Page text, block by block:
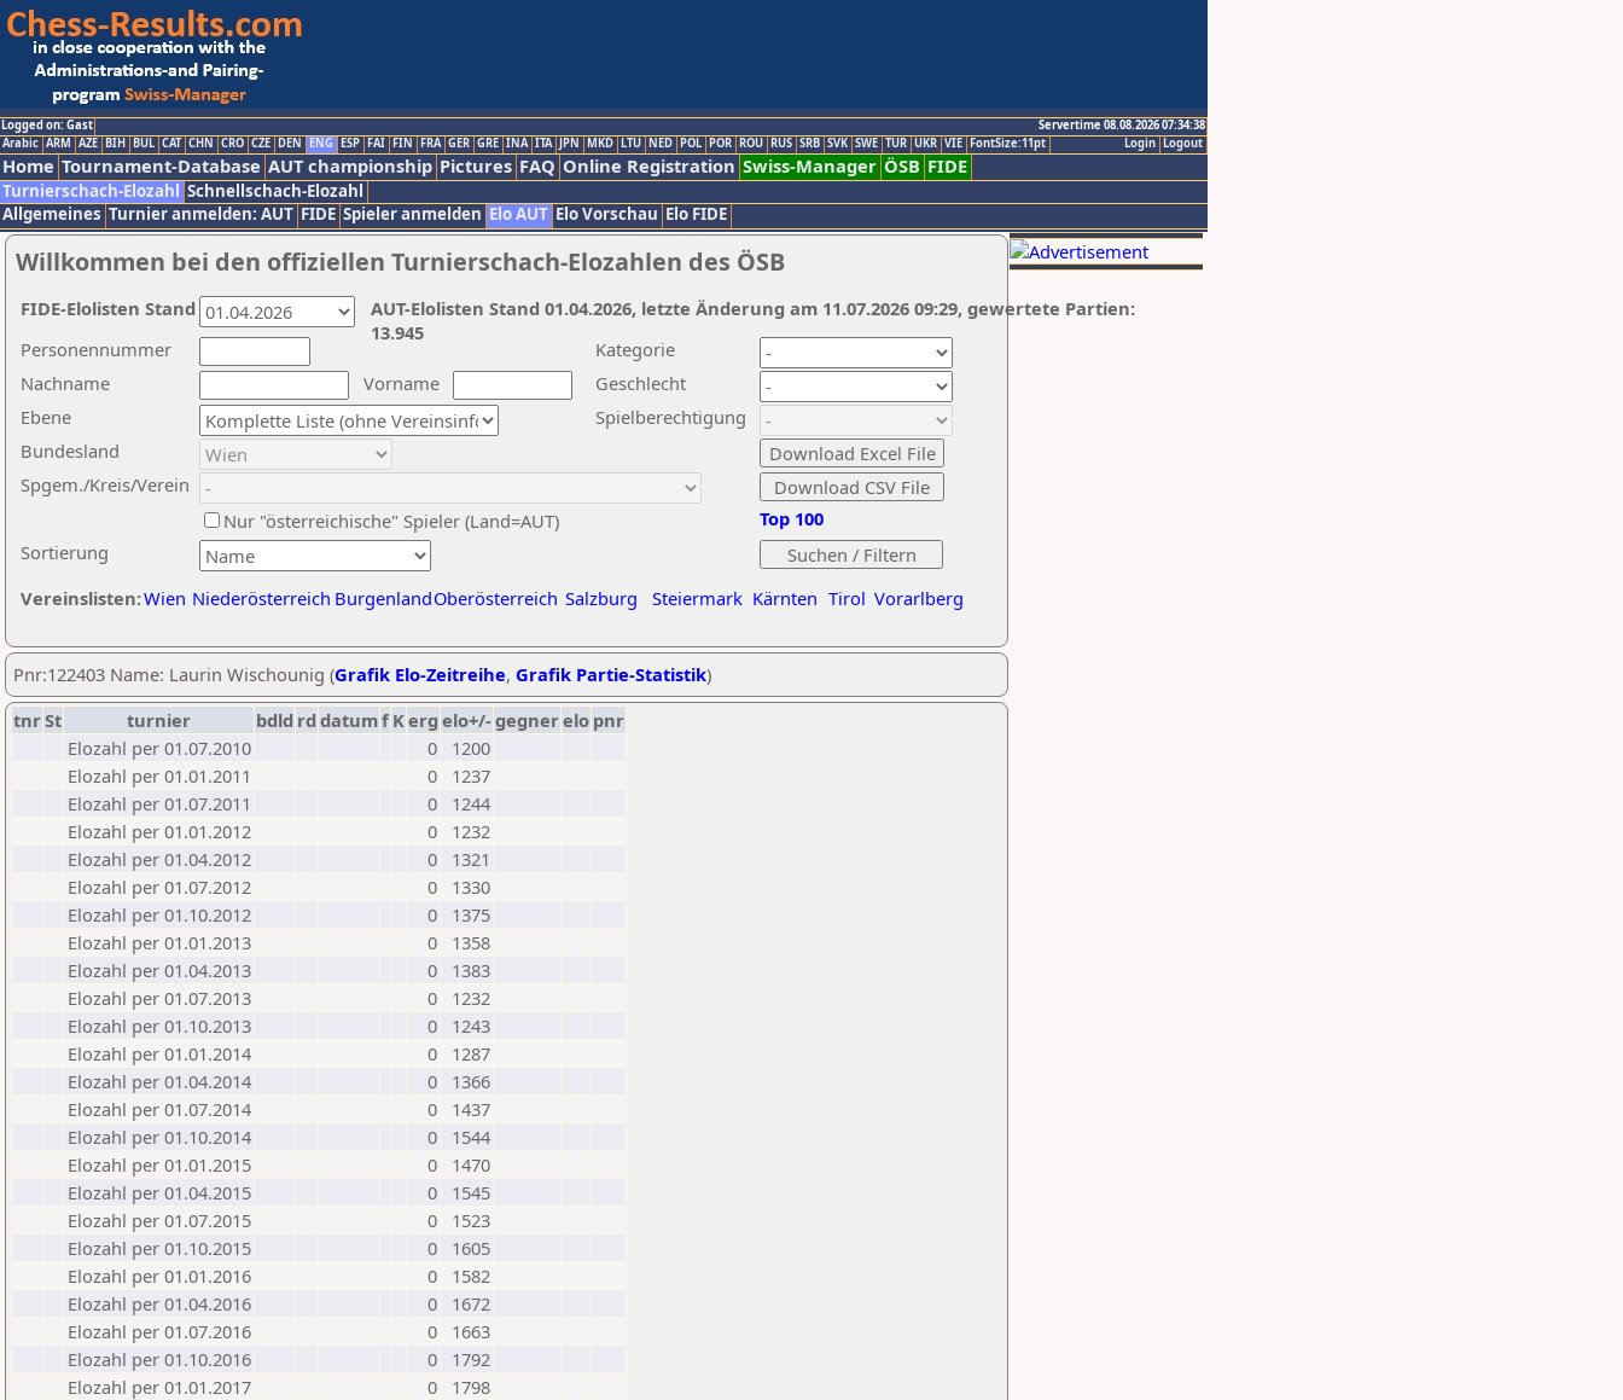
Logged on: Gast
Servertime 08.08.2026 07:34:38
Logout
Login
Arabic ARM AZE BIH BUL CAT CHN CRO CZE DEN ENG ESP FAI FIN FRA GER GRE INA ITA JPN MKD LTU NED POL POR ROU RUS SRB SVK SWE TUR UKR VIE FontSize:11pt
Home Tournament-Database AUT championship Pictures FAQ Online Registration Swiss-Manager ÖSB FIDE
Turnierschach-Elozahl Schnellschach-Elozahl
Allgemeines Turnier anmelden: AUT FIDE Spieler anmelden Elo AUT Elo Vorschau Elo FIDE
Willkommen bei den offiziellen Turnierschach-Elozahlen des ÖSB
Nachname
Vorname
Ebene
Kategorie
Sortierung
Personennummer
Bundesland
Spgem./Kreis/Verein
Geschlecht
Nur "österreichische" Spieler (Land=AUT)
Spielberechtigung
Vereinslisten:Wien Niederösterreich BurgenlandOberösterreich Salzburg Steiermark Kärnten Tirol Vorarlberg
Top 100
AUT-Elolisten Stand 01.04.2026, letzte Änderung am 11.07.2026 09:29, gewertete Partien:
13.945
FIDE-Elolisten Stand
Pnr:122403 Name: Laurin Wischounig (Grafik Elo-Zeitreihe, Grafik Partie-Statistik)
tnrSt turnier bdld rd datumf Kerg elo+/-gegnerelo pnr
Elozahl per 01.07.2010
0
1200
Elozahl per 01.01.2011
0
1237
Elozahl per 01.07.2011
0
1244
Elozahl per 01.01.2012
0
1232
Elozahl per 01.04.2012
0
1321
Elozahl per 01.07.2012
0
1330
Elozahl per 01.10.2012
0
1375
Elozahl per 01.01.2013
0
1358
Elozahl per 01.04.2013
0
1383
Elozahl per 01.07.2013
0
1232
Elozahl per 01.10.2013
0
1243
Elozahl per 01.01.2014
0
1287
Elozahl per 01.04.2014
0
1366
Elozahl per 01.07.2014
0
1437
Elozahl per 01.10.2014
0
1544
Elozahl per 01.01.2015
0
1470
Elozahl per 01.04.2015
0
1545
Elozahl per 01.07.2015
0
1523
Elozahl per 01.10.2015
0
1605
Elozahl per 01.01.2016
0
1582
Elozahl per 01.04.2016
0
1672
Elozahl per 01.07.2016
0
1663
Elozahl per 01.10.2016
0
1792
Elozahl per 01.01.2017
0
1798